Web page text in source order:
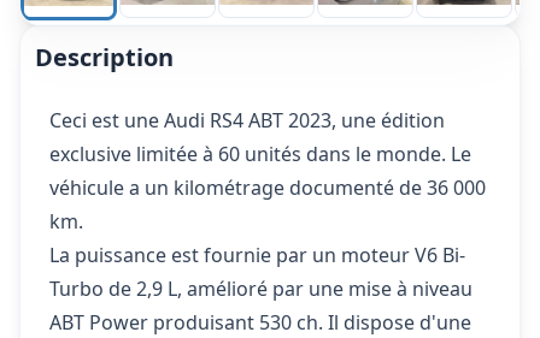
Description
Ceci est une Audi RS4 ABT 2023, une édition
exclusive limitée à 60 unités dans le monde. Le
véhicule a un kilométrage documenté de 36 000
km.
La puissance est fournie par un moteur V6 Bi-
Turbo de 2,9 L, amélioré par une mise à niveau
ABT Power produisant 530 ch. Il dispose d'une